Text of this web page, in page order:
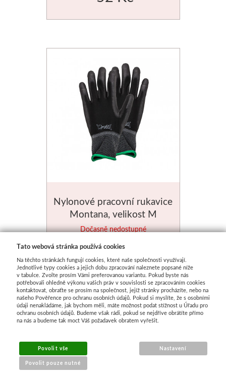
Nylonové pracovní rukavice
Montana, velikost M
Dočasně nedostupné
58 Kč
Tato webová stránka používá cookies
Na těchto stránkách fungují cookies, které naše společnosti využívají.
Jednotlivé typy cookies a jejich dobu zpracování naleznete popsané níže
v tabulce. Zvolte prosím Vámi preferovanou variantu. Pokud byste nás
potřebovali ohledně výkonu vašich práv v souvislosti se zpracováním cookies
kontaktovat, obraťte se prosím na společnost, jejíž stránky procházíte, nebo na
našeho Pověřence pro ochranu osobních údajů. Pokud si myslíte, že s osobními
údaji nenakládáme, jak bychom měli, máte možnost podat stížnost u Úřadu pro
ochranu osobních údajů. Budeme však rádi, pokud se nejdříve obrátíte přímo
na nás a budeme tak moct Váš požadavek obratem vyřešit.
Povolit vše
Povolit pouze nutné
Nastavení